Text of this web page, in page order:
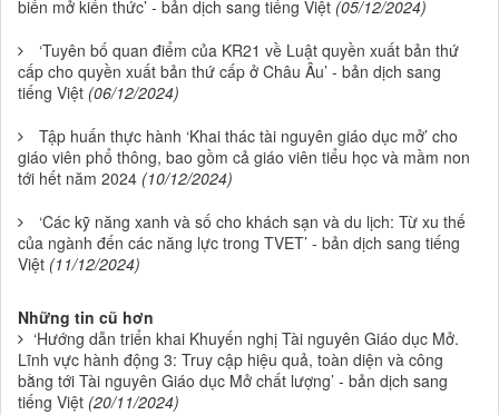
biến mở kiến thức’ - bản dịch sang tiếng Việt (05/12/2024)
‘Tuyên bố quan điểm của KR21 về Luật quyền xuất bản thứ
cấp cho quyền xuất bản thứ cấp ở Châu Âu’ - bản dịch sang
tiếng Việt (06/12/2024)
Tập huấn thực hành ‘Khai thác tài nguyên giáo dục mở’ cho
giáo viên phổ thông, bao gồm cả giáo viên tiểu học và mầm non
tới hết năm 2024 (10/12/2024)
‘Các kỹ năng xanh và số cho khách sạn và du lịch: Từ xu thế
của ngành đến các năng lực trong TVET’ - bản dịch sang tiếng
Việt (11/12/2024)
Những tin cũ hơn
‘Hướng dẫn triển khai Khuyến nghị Tài nguyên Giáo dục Mở.
Lĩnh vực hành động 3: Truy cập hiệu quả, toàn diện và công
bằng tới Tài nguyên Giáo dục Mở chất lượng’ - bản dịch sang
tiếng Việt (20/11/2024)